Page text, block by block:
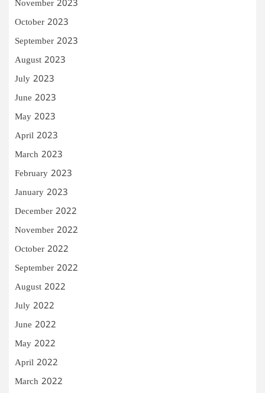
November 2023
October 2023
September 2023
August 2023
July 2023
June 2023
May 2023
April 2023
March 2023
February 2023
January 2023
December 2022
November 2022
October 2022
September 2022
August 2022
July 2022
June 2022
May 2022
April 2022
March 2022